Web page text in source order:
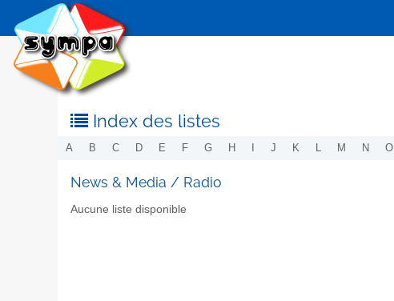
Index des listes
A B C D E F G H J K L M N O
News & Media / Radio
Aucune liste disponible